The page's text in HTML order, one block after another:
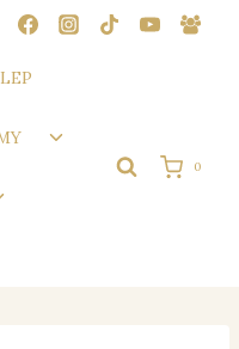
Przełącz
podrzędne
0